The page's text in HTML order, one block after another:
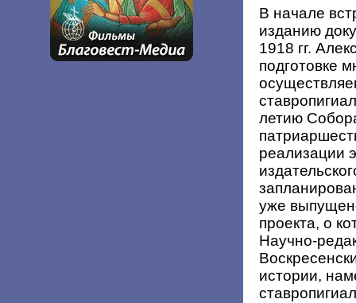
В начале
изданию
1918 гг.
подготовке
летию
реализации
уже
проекта, о
Научно-
истории,